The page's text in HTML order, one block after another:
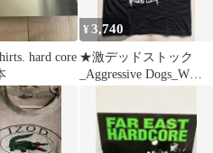
hard core
¥3,740
★激デッドストック
_Aggressive Dogs_Wネ